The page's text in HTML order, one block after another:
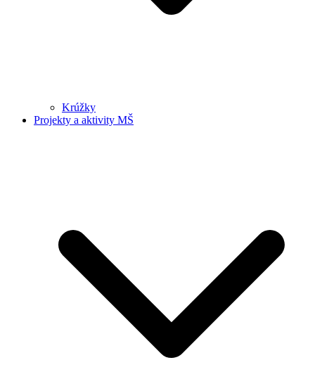
Krúžky
Projekty a aktivity MŠ